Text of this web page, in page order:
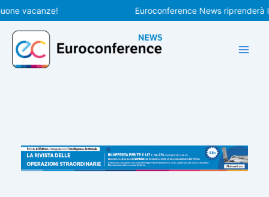
Vai
al
contenuto
Euroconference News riprenderà le